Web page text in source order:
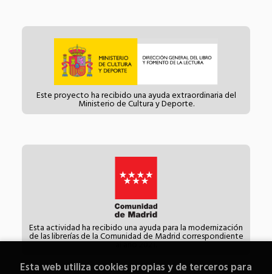
Este proyecto ha recibido una ayuda extraordinaria del
Ministerio de Cultura y Deporte.
Esta actividad ha recibido una ayuda para la modernización
de las librerías de la Comunidad de Madrid correspondiente
al año 2021.
Esta web utiliza cookies propias y de terceros para